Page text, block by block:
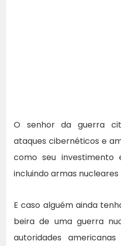
O senhor da guerra
ataques cibernéticos e
como seu investimento
incluindo armas nucleares
E caso alguém ainda
beira de uma guerra
autoridades